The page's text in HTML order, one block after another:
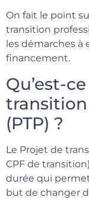
On fait le point
transition
les démarches
financement.
Qu’est-
(PTP) ?
Le Projet de
CPF de
durée qui
but de changer